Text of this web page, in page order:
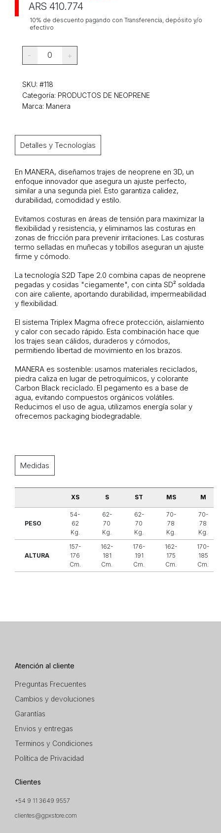
ARS 410.774
10% de descuento pagando con Transferencia, depósito y/o
efectivo
- 0 +
SKU: #118
Categoría: PRODUCTOS DE NEOPRENE
Marca: Manera
Detalles y Tecnologías
En MANERA, diseñamos trajes de neoprene en 3D, un
enfoque innovador que asegura un ajuste perfecto,
similar a una segunda piel. Esto garantiza calidez,
durabilidad, comodidad y estilo.
Evitamos costuras en áreas de tensión para maximizar la
flexibilidad y resistencia, y eliminamos las costuras en
zonas de fricción para prevenir irritaciones. Las costuras
termo selladas en muñecas y tobillos aseguran un ajuste
firme y cómodo.
La tecnología S2D Tape 2.0 combina capas de neoprene
pegadas y cosidas "ciegamente", con cinta SD² soldada
con aire caliente, aportando durabilidad, impermeabilidad
y flexibilidad.
El sistema Triplex Magma ofrece protección, aislamiento
y calor con secado rápido. Esta combinación hace que
los trajes sean cálidos, duraderos y cómodos,
permitiendo libertad de movimiento en los brazos.
MANERA es sostenible: usamos materiales reciclados,
piedra caliza en lugar de petroquímicos, y colorante
Carbon Black reciclado. El pegamento es a base de
agua, evitando compuestos orgánicos volátiles.
Reducimos el uso de agua, utilizamos energía solar y
ofrecemos packaging biodegradable.
Medidas
XS S ST MS M
PESO
54-
62
Kg.
62-
70
Kg.
62-
70
Kg.
70-
78
Kg.
70-
78
Kg.
ALTURA
157-
176
Cm.
162-
181
Cm.
176-
191
Cm.
162-
175
Cm.
170-
185
Cm.
Atención al cliente
Preguntas Frecuentes
Cambios y devoluciones
Garantías
Envios y entregas
Terminos y Condiciones
Política de Privacidad
Clientes
+54 9 11 3649 9557
clientes@gpxstore.com